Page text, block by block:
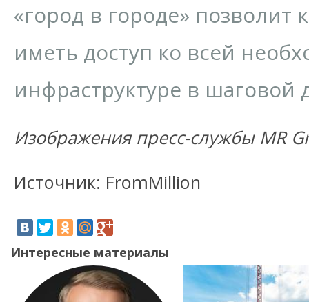
«город в городе»
иметь доступ ко всей
инфраструктуре в шаговой
Изображения пресс-службы MR
Источник: FromMillion
Интересные материалы